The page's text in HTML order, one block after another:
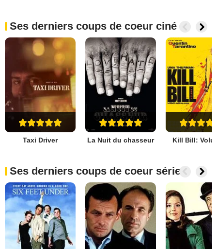
Ses derniers coups de coeur ciné
Taxi Driver La Nuit du chasseur Kill Bill:
Ses derniers coups de coeur séries